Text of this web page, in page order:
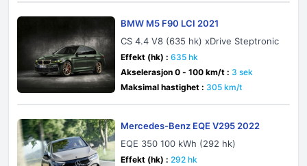
BMW M5 F90 LCI 2021
CS 4.4 V8 (635 hk) xDrive Steptronic
Effekt (hk) : 635 hk
Akselerasjon 0 - 100 km/t : 3 sek
Maksimal hastighet : 305 km/t
Mercedes-Benz EQE V295 2022
EQE 350 100 kWh (292 hk)
Effekt (hk) : 292 hk